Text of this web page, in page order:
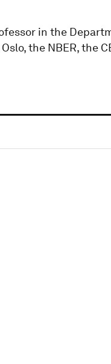
in the
the NBER, the